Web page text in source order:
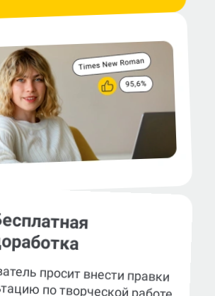
просит внести правки
по творческой работе